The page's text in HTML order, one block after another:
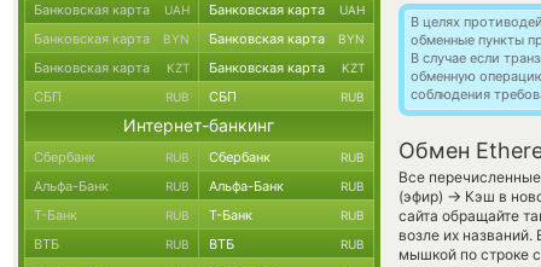
В целях
обменные пункты
В случае если
обменную
соблюдения
Обмен
Все
(эфир) → Кэш в
сайта обращайте
возле их
мышкой по строке
Банковская карта UAH Банковская карта UAH
Банковская карта BYN Банковская карта BYN
Банковская карта KZT Банковская карта KZT
СБП RUB СБП RUB
Интернет-банкинг
Сбербанк RUB Сбербанк RUB
Альфа-Банк RUB Альфа-Банк RUB
Т-Банк RUB Т-Банк RUB
ВТБ RUB ВТБ RUB